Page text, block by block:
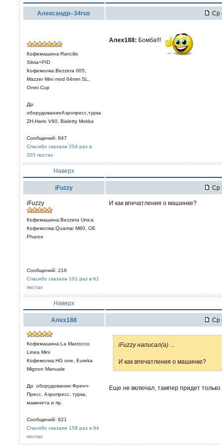
Александр--34rus Ср
Кофемашина:Rancilio
Silvia+PID
Кофемолка:Bezzera 005,
Mazzer Mini mod 64mm SL,
Omni Cup
Др.
оборудованиеАэропресс,турка
ZH,Hario V60, Bialetty Mokka
Сообщений: 847
Спасибо сказали 254 раз в
203 постах
Алех188: Бомба!!!
Наверх
iFuzzy Ср
iFuzzy
Кофемашина:Bezzera Unica
Кофемолка:Quamar M80, OE
Pharos
Сообщений: 216
Спасибо сказали 101 раз в 61
постах
И как впечатления о машинке?
Наверх
Алех188 Ср
Кофемашина:La Marzocco
Linea Mini
Кофемолка:HG one, Eureka
Mignon Manuale
Др. оборудование:Френч-
Пресс, Аэропресс, турка,
макинета и пр.
Сообщений: 621
Спасибо сказали 158 раз в 94
постах
iFuzzy написал(а)
И как впечатления о машинке?
Еще не включал, тампер придет только